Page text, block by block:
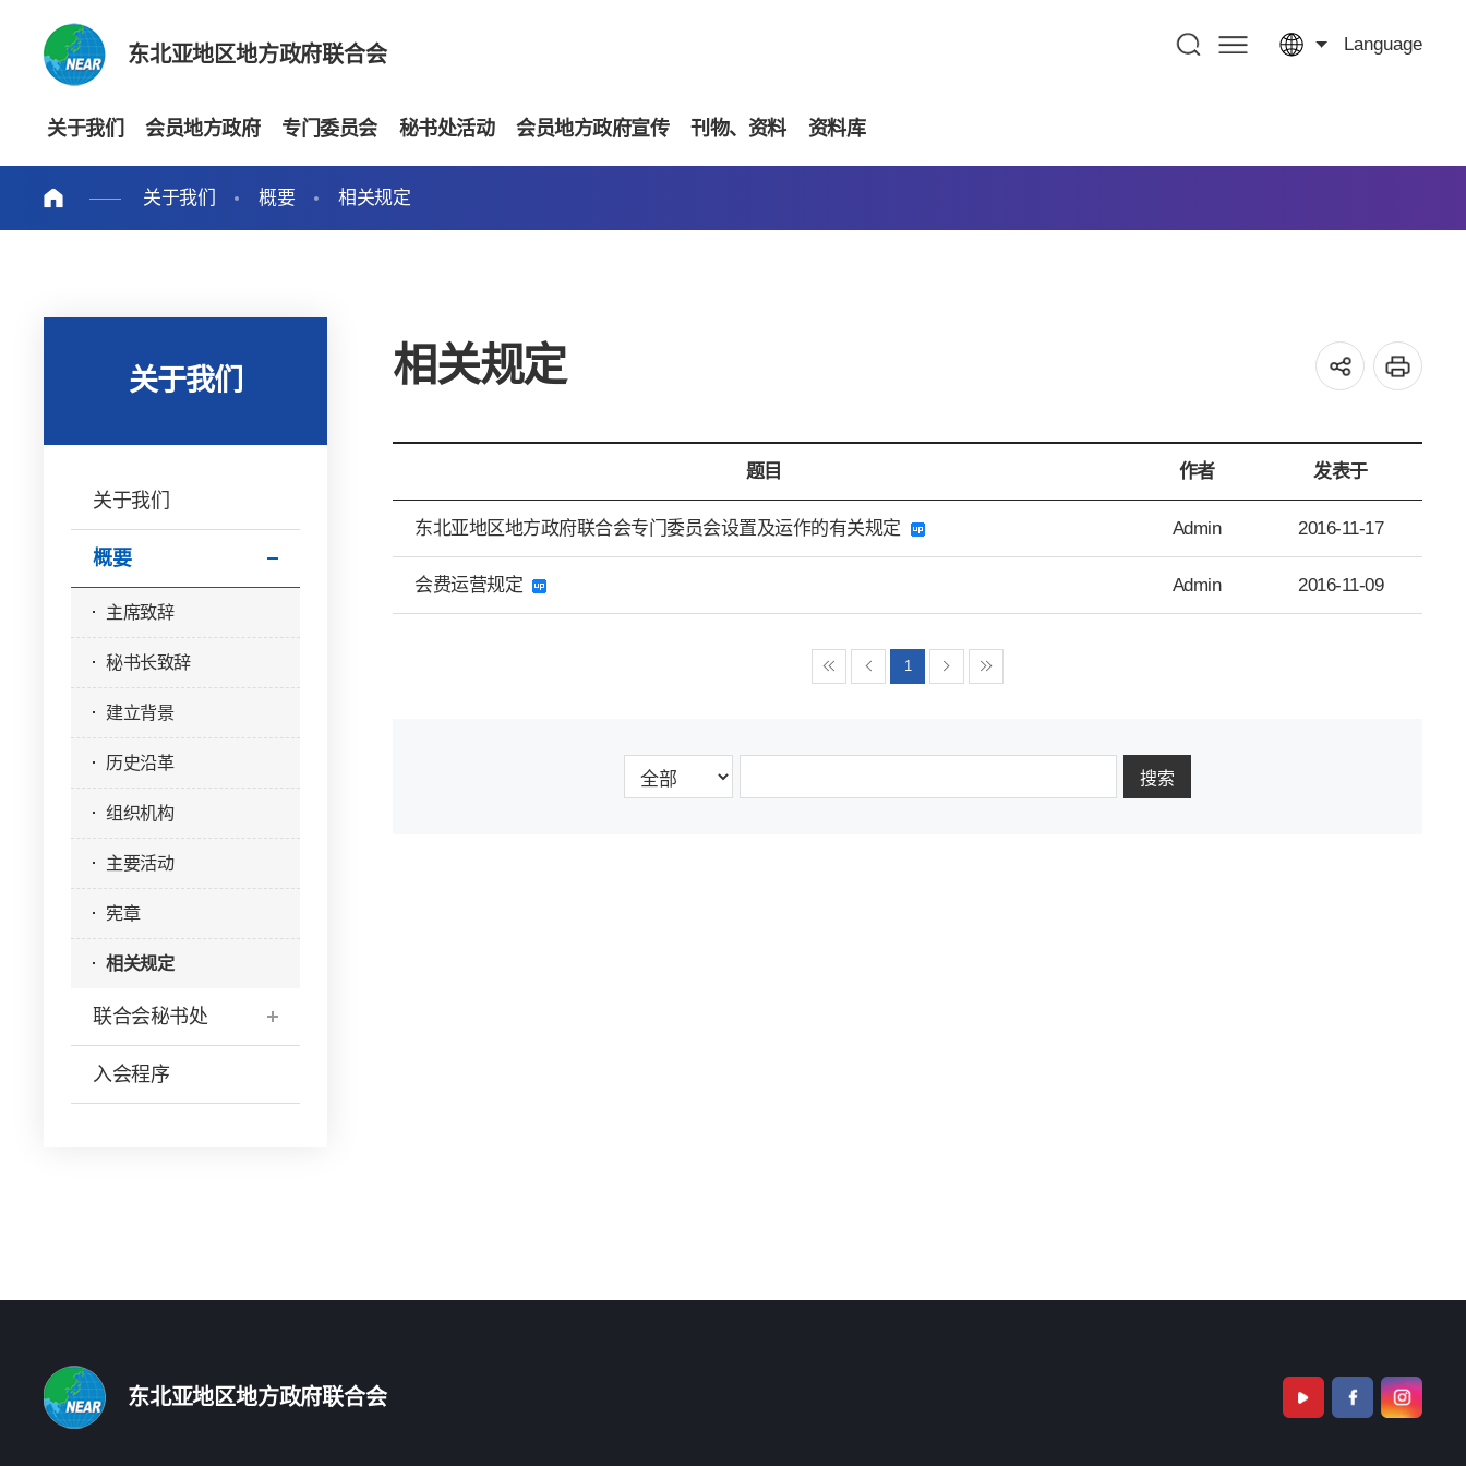
东北亚地区地方政府联合会 Language
关于我们 会员地方政府 专门委员会 秘书处活动 会员地方政府宣传 刊物、资料 资料库
关于我们 概要 相关规定
关于我们
关于我们
概要
主席致辞
秘书长致辞
建立背景
历史沿革
组织机构
主要活动
宪章
相关规定
联合会秘书处
入会程序
相关规定
题目 作者 发表于
东北亚地区地方政府联合会专门委员会设置及运作的有关规定 Admin 2016-11-17
会费运营规定 Admin 2016-11-09
1
搜索
东北亚地区地方政府联合会